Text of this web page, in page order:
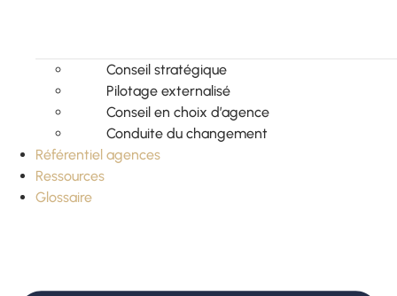
Conseil stratégique
Pilotage externalisé
Conseil en choix d’agence
Conduite du changement
Référentiel agences
Ressources
Glossaire